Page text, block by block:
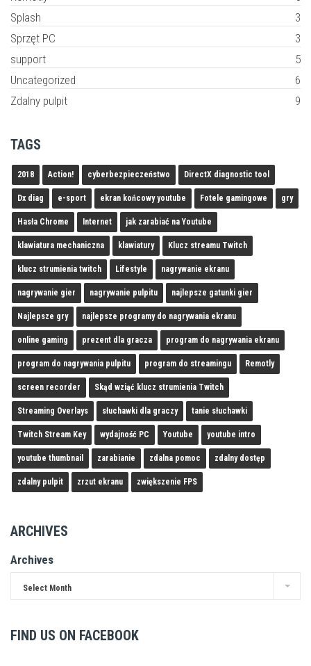
Splash
3
Sprzęt PC
3
support
5
Uncategorized
6
Zdalny pulpit
9
TAGS
2018 Action! cyberbezpieczeństwo DirectX diagnostic tool
Dx diag e-sport ekran końcowy youtube Fotele gamingowe gry
Hasła Chrome Internet jak zarabiać na Youtube
klawiatura mechaniczna klawiatury Klucz streamu Twitch
klucz strumienia twitch Lifestyle nagrywanie ekranu
nagrywanie gier nagrywanie pulpitu najlepsze gatunki gier
Najlepsze gry najlepsze programy do nagrywania ekranu
online gaming prezent dla gracza program do nagrywania ekranu
program do nagrywania pulpitu program do streamingu Remotly
screen recorder Skąd wziąć klucz strumienia Twitch
Streaming Overlays słuchawki dla graczy tanie słuchawki
Twitch Stream Key wydajność PC Youtube youtube intro
youtube thumbnail zarabianie zdalna pomoc zdalny dostęp
zdalny pulpit zrzut ekranu zwiększenie FPS
ARCHIVES
Archives
Select Month
FIND US ON FACEBOOK